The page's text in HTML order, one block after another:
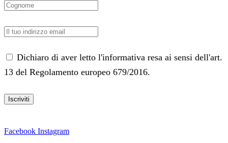
Dichiaro di aver letto l'informativa resa ai sensi dell'art.
13 del Regolamento europeo 679/2016.
Facebook Instagram